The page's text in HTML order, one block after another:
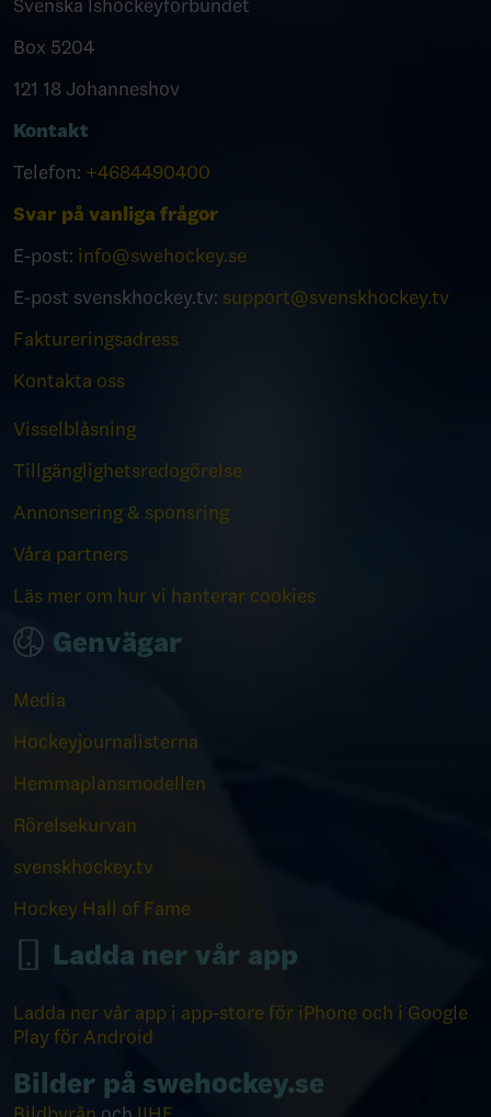
Svenska Ishockeyförbundet
Box 5204
121 18 Johanneshov
Kontakt
Telefon: +4684490400
Svar på vanliga frågor
E-post: info@swehockey.se
E-post svenskhockey.tv: support@svenskhockey.tv
Faktureringsadress
Kontakta oss
Visselblåsning
Tillgänglighetsredogörelse
Annonsering & sponsring
Våra partners
Läs mer om hur vi hanterar cookies
Genvägar
Media
Hockeyjournalisterna
Hemmaplansmodellen
Rörelsekurvan
svenskhockey.tv
Hockey Hall of Fame
Ladda ner vår app
Ladda ner vår app i app-store för iPhone och i Google
Play för Android
Bilder på swehockey.se